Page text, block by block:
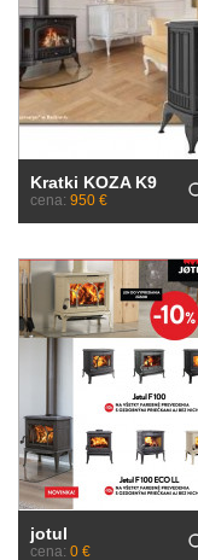
Kratki KOZA K9
cena: 950 €
jotul
cena: 0 €